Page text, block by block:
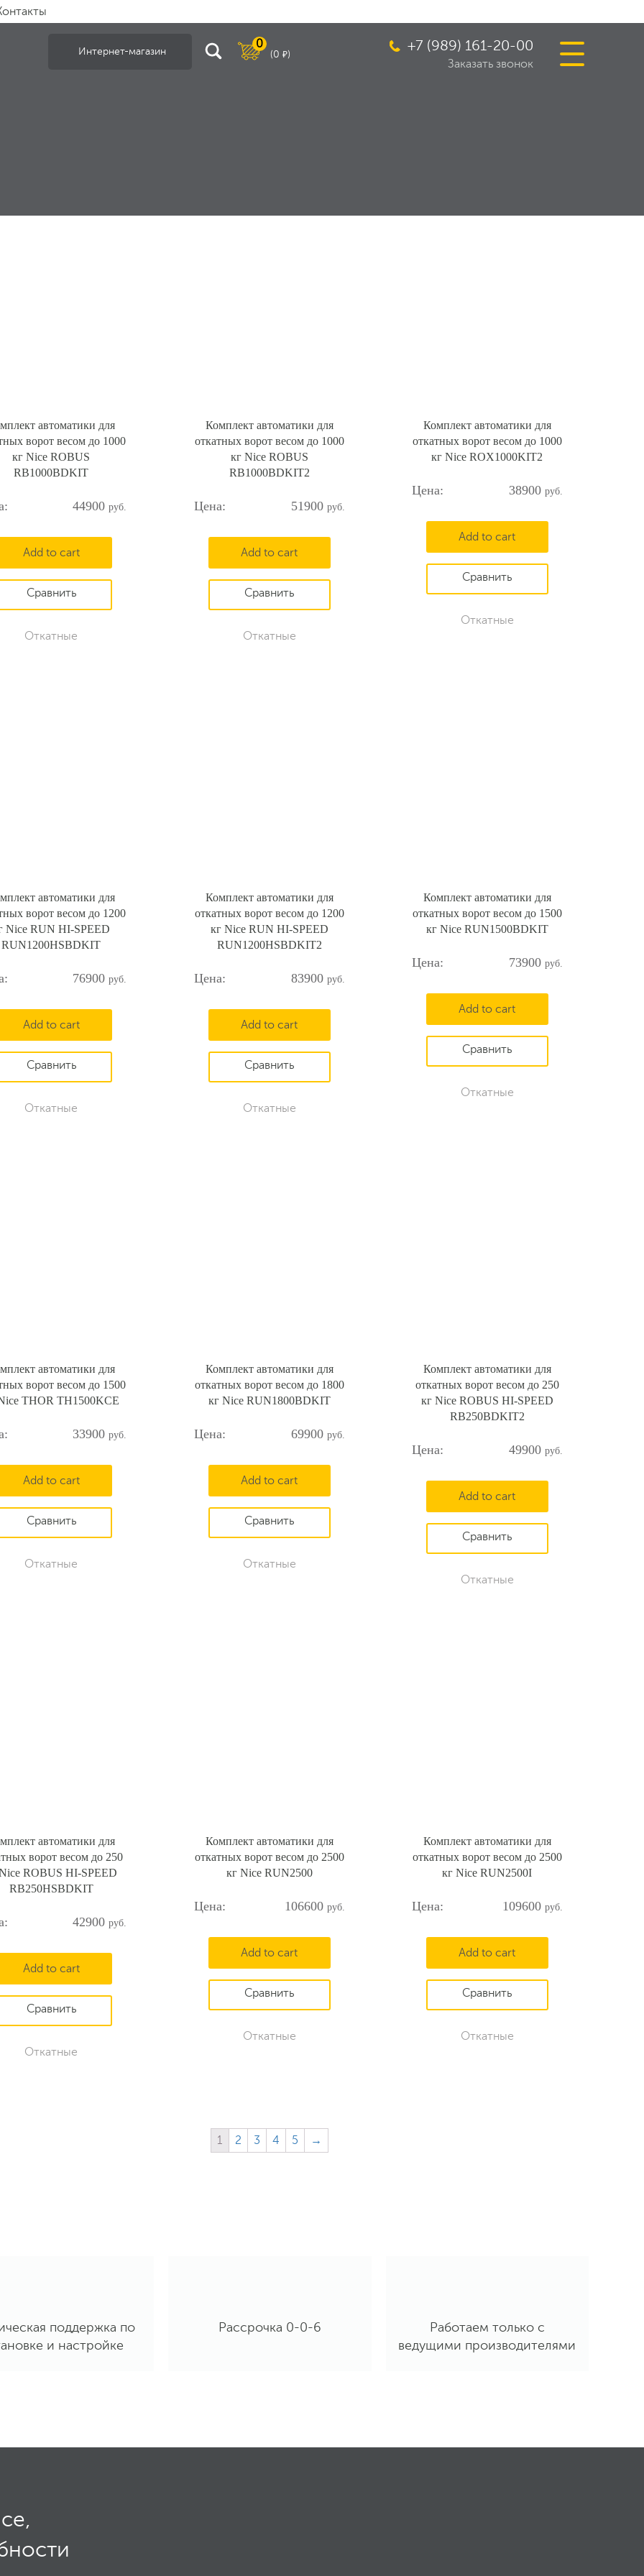
Интернет-магазин
0
(0 ₽)
+7 (989) 161-20-00
Заказать звонок
автоматики для
ворот весом до 1000
кг Nice ROBUS
RB1000BDKIT
44900
Add to cart
Откатные
Комплект автоматики для
откатных ворот весом до 1000
кг Nice ROBUS
RB1000BDKIT2
51900
Add to cart
Откатные
Комплект автоматики для
откатных ворот весом до 1000
кг Nice ROX1000KIT2
38900
Add to cart
Откатные
автоматики для
ворот весом до 1200
Nice RUN HI-SPEED
RUN1200HSBDKIT
76900
Add to cart
Откатные
Комплект автоматики для
откатных ворот весом до 1200
кг Nice RUN HI-SPEED
RUN1200HSBDKIT2
83900
Add to cart
Откатные
Комплект автоматики для
откатных ворот весом до 1500
кг Nice RUN1500BDKIT
73900
Add to cart
Откатные
автоматики для
ворот весом до 1500
THOR TH1500KCE
33900
Add to cart
Откатные
Комплект автоматики для
откатных ворот весом до 1800
кг Nice RUN1800BDKIT
69900
Add to cart
Откатные
Комплект автоматики для
откатных ворот весом до 250
кг Nice ROBUS HI-SPEED
RB250BDKIT2
49900
Add to cart
Откатные
автоматики для
ворот весом до 250
ROBUS HI-SPEED
RB250HSBDKIT
42900
Add to cart
Откатные
Комплект автоматики для
откатных ворот весом до 2500
кг Nice RUN2500
106600
Add to cart
Откатные
Комплект автоматики для
откатных ворот весом до 2500
кг Nice RUN2500I
109600
Add to cart
Откатные
1 2 3 4 5 →
поддержка по
и настройке
Рассрочка 0-0-6
Работаем только с
ведущими производителями